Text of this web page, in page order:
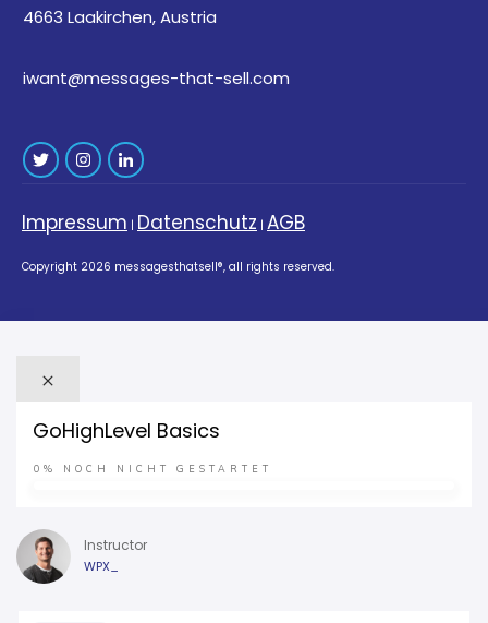
4663 Laakirchen, Austria
iwant@messages-that-sell.com
Impressum | Datenschutz | AGB
Copyright 2026 messagesthatsell®, all rights reserved.
GoHighLevel Basics
0% NOCH NICHT GESTARTET
Instructor
WPX_